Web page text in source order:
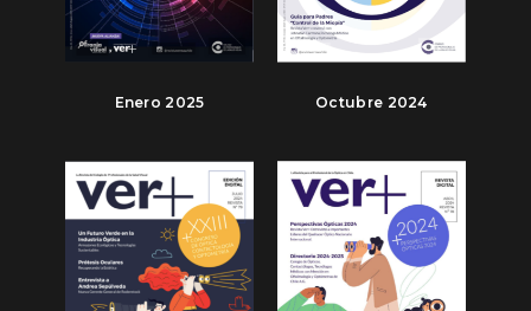
Enero 2025 Octubre 2024